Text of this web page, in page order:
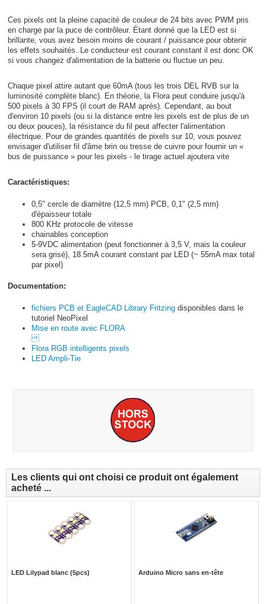
Ces pixels ont la pleine capacité de couleur de 24 bits avec PWM pris
en charge par la puce de contrôleur. Étant donné que la LED est si
brillante, vous avez besoin moins de courant / puissance pour obtenir
les effets souhaités. Le conducteur est courant constant il est donc OK
si vous changez d'alimentation de la batterie ou fluctue un peu.
Chaque pixel attire autant que 60mA (tous les trois DEL RVB sur la
luminosité complète blanc). En théorie, la Flora peut conduire jusqu'à
500 pixels à 30 FPS (il court de RAM après). Cependant, au bout
d'environ 10 pixels (ou si la distance entre les pixels est de plus de un
ou deux pouces), la résistance du fil peut affecter l'alimentation
électrique. Pour de grandes quantités de pixels sur 10, vous pouvez
envisager d'utiliser fil d'âme brin ou tresse de cuivre pour fournir un «
bus de puissance » pour les pixels - le tirage actuel ajoutera vite
Caractéristiques:
0,5" cercle de diamètre (12,5 mm) PCB, 0,1" (2,5 mm)
d'épaisseur totale
800 KHz protocole de vitesse
chainables conception
5-9VDC alimentation (peut fonctionner à 3,5 V, mais la couleur
sera grisé), 18.5mA courant constant par LED (~ 55mA max total
par pixel)
Documentation:
fichiers PCB et EagleCAD Library Fritzing disponibles dans le
tutoriel NeoPixel
Mise en route avec FLORA
Flora RGB intelligents pixels
LED Ampli-Tie
Les clients qui ont choisi ce produit ont également
acheté ...
LED Lilypad blanc (5pcs) Arduino Micro sans en-tête